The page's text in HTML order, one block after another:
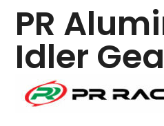
PR
Idler